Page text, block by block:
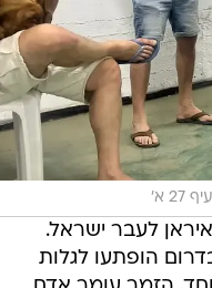
א'
לעבר ישראל.
הופתעו לגלות